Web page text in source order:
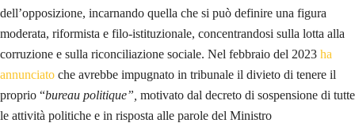
dell’opposizione, incarnando quella che si può definire una figura
moderata, riformista e filo-istituzionale, concentrandosi sulla lotta alla
corruzione e sulla riconciliazione sociale. Nel febbraio del 2023 ha
annunciato che avrebbe impugnato in tribunale il divieto di tenere il
proprio “bureau politique”, motivato dal decreto di sospensione di tutte
le attività politiche e in risposta alle parole del Ministro